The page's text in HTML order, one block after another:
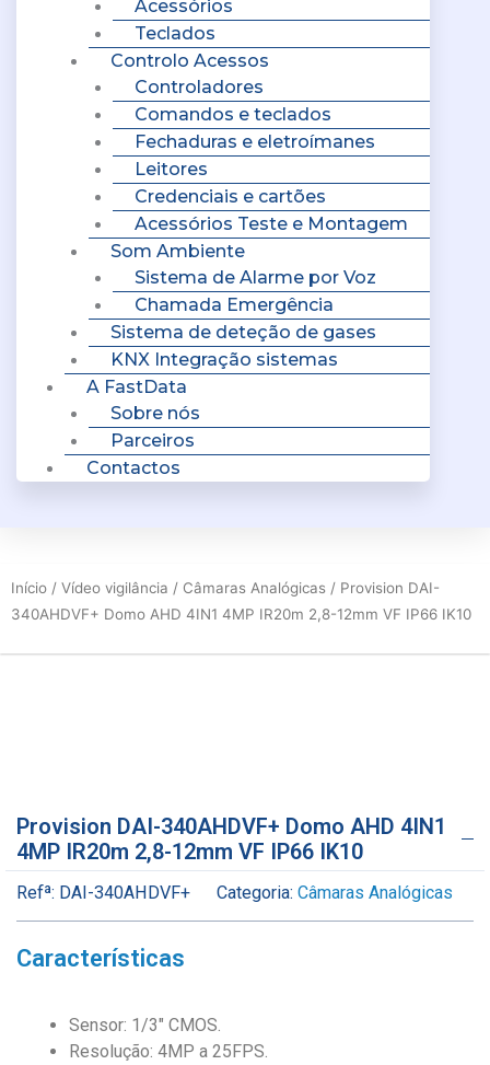
Acessórios
Teclados
Controlo Acessos
Controladores
Comandos e teclados
Fechaduras e eletroímanes
Leitores
Credenciais e cartões
Acessórios Teste e Montagem
Som Ambiente
Sistema de Alarme por Voz
Chamada Emergência
Sistema de deteção de gases
KNX Integração sistemas
A FastData
Sobre nós
Parceiros
Contactos
Início / Vídeo vigilância / Câmaras Analógicas / Provision DAI-
340AHDVF+ Domo AHD 4IN1 4MP IR20m 2,8-12mm VF IP66 IK10
Provision DAI-340AHDVF+ Domo AHD 4IN1
4MP IR20m 2,8-12mm VF IP66 IK10
Refª: DAI-340AHDVF+ Categoria: Câmaras Analógicas
Características
Sensor: 1/3″ CMOS.
Resolução: 4MP a 25FPS.